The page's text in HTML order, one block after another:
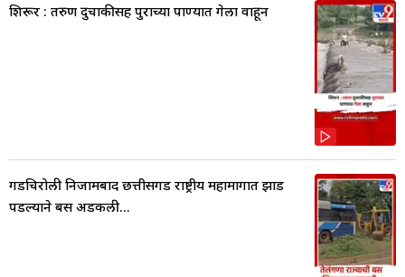
शिरूर : तरुण दुचाकीसह पुराच्या पाण्यात गेला वाहून
गडचिरोली निजामबाद छत्तीसगड राष्ट्रीय महामार्गात झाड
पडल्याने बस अडकली...